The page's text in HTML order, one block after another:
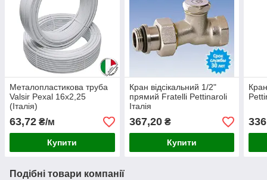
Металопластикова труба
Valsir Pexal 16x2,25
(Італія)
63,72 ₴/м
Купити
Кран відсікальний 1/2"
прямий Fratelli Pettinaroli
Італія
367,20₴
Купити
Подібні товари компанії